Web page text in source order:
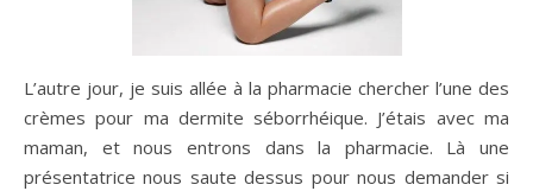
L’autre jour, je suis allée à la pharmacie chercher l’une des
crèmes pour ma dermite séborrhéique. J’étais avec ma
maman, et nous entrons dans la pharmacie. Là une
présentatrice nous saute dessus pour nous demander si